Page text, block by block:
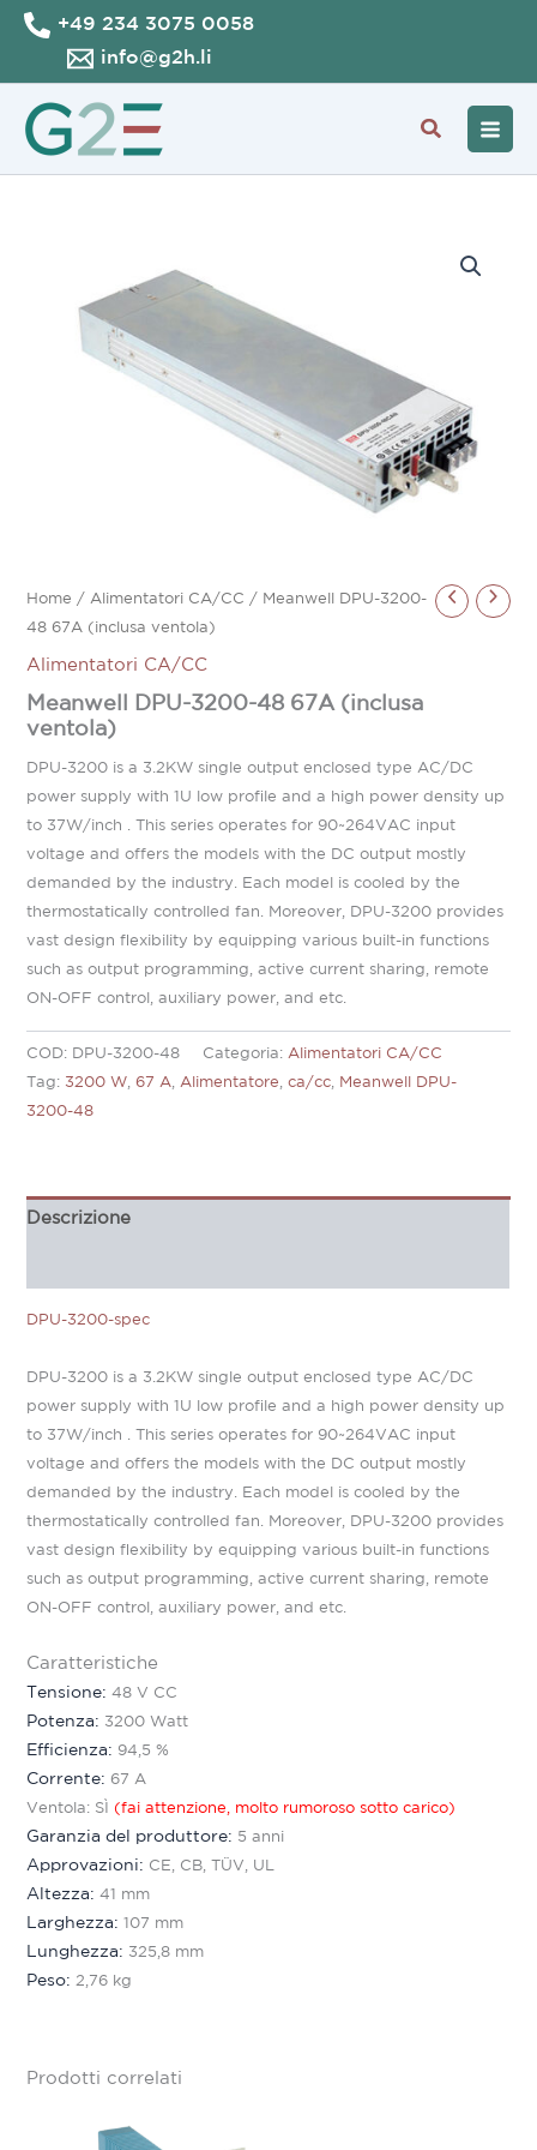
Vai
contenuto
+49 234 3075 0058
info@g2h.li
Cerca
Home / Alimentatori CA/CC / Meanwell DPU-3200-
48 67A (inclusa ventola)
Alimentatori CA/CC
Meanwell DPU-3200-48 67A (inclusa
ventola)
DPU-3200 is a 3.2KW single output enclosed type AC/DC
power supply with 1U low profile and a high power density up
to 37W/inch . This series operates for 90~264VAC input
voltage and offers the models with the DC output mostly
demanded by the industry. Each model is cooled by the
thermostatically controlled fan. Moreover, DPU-3200 provides
vast design flexibility by equipping various built-in functions
such as output programming, active current sharing, remote
ON-OFF control, auxiliary power, and etc.
COD: DPU-3200-48 Categoria: Alimentatori CA/CC
Tag: 3200 W ,67 A Alimentatore ,ca/cc
Meanwell DPU-
3200-48
Descrizione
DPU-3200-spec
DPU-3200 is a 3.2KW single output enclosed type AC/DC
power supply with 1U low profile and a high power density up
to 37W/inch . This series operates for 90~264VAC input
voltage and offers the models with the DC output mostly
demanded by the industry. Each model is cooled by the
thermostatically controlled fan. Moreover, DPU-3200 provides
vast design flexibility by equipping various built-in functions
such as output programming, active current sharing, remote
ON-OFF control, auxiliary power, and etc.
Caratteristiche
Tensione: 48 V CC
Potenza: 3200 Watt
Efficienza: 94,5 %
Corrente: 67 A
Ventola: SÌ (fai attenzione, molto rumoroso sotto carico)
Garanzia del produttore: 5 anni
Approvazioni: CE, CB, TÜV, UL
Altezza: 41 mm
Larghezza: 107 mm
Lunghezza: 325,8 mm
Peso: 2,76 kg
Prodotti correlati